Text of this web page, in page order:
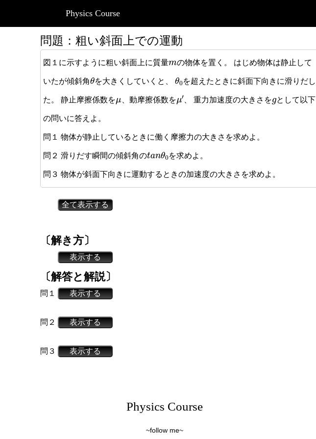
Physics Course
問題：粗い斜面上での運動
図１に示すように粗い斜面上に質量 の物体を置く。 はじめ物体は静止して
いたが傾斜角
θ
を大きくしていくと、
θ
を超えたときに斜面下向きに滑りだし
た。 静止摩擦係数を 、動摩擦係数を
′
、 重力加速度の大きさを として以下
の問いに答えよ。
問１ 物体が静止しているときに働く摩擦力の大きさを求めよ。
問２ 滑りだす瞬間の傾斜角の
t θ
を求めよ。
問３ 物体が斜面下向きに運動するときの加速度の大きさを求めよ。
全て表示する
〔解き方〕
表示する
〔解答と解説〕
問１ 表示する
問２ 表示する
問３ 表示する
Physics Course
~follow me~